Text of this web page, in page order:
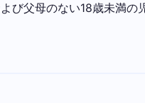
び父母のない18歳未満